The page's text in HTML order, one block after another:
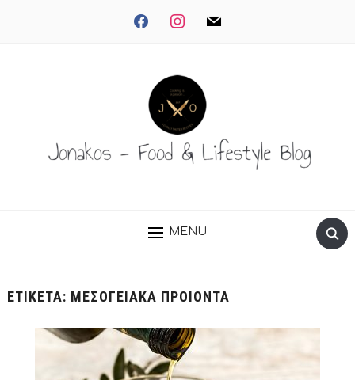
facebookinstagrammail
MENU
ΕΤΙΚΈΤΑ: ΜΕΣΟΓΕΙΑΚΑ ΠΡΟΙΟΝΤΑ